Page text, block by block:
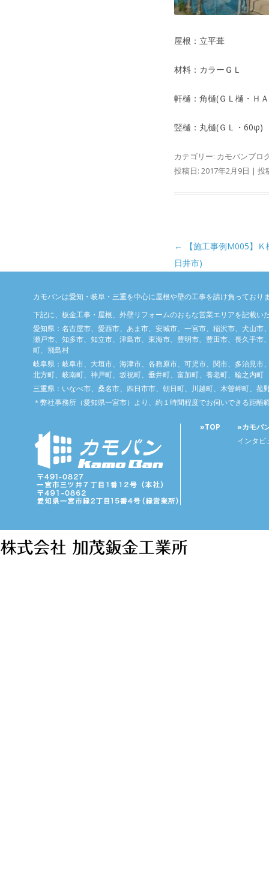
屋根：立平葺
材料：カラーＧＬ
軒樋：角樋(ＧＬ樋・Ｈ
竪樋：丸樋(ＧＬ・60φ)
カテゴリー: カモバンブロ
投稿日: 2017年2月9日 | 投
投稿ナビゲーション
←
【施工事例M005】
日井市)
カモバンは愛知・岐阜・三重を中心に屋根や壁の工事を請け負っており
下記に、板金工事・屋根、外壁リフォームのおもな営業エリアを記載い
愛知県：名古屋市、愛西市、あま市、安城市、一宮市、稲沢市、犬山
瀬戸市、知多市、知立市、津島市、東海市、豊明市、豊田市、長久手
町、飛島村
岐阜県：岐阜市、大垣市、海津市、各務原市、可児市、関市、多治見
北方町、岐南町、神戸町、坂祝町、垂井町、富加町、養老町、輪之内町
三重県：いなべ市、桑名市、四日市市、朝日町、川越町、木曽岬町、菰
＊弊社事務所（愛知県一宮市）より、約１時間程度でお伺いできる距離
»TOP
»カモバ
インタビ